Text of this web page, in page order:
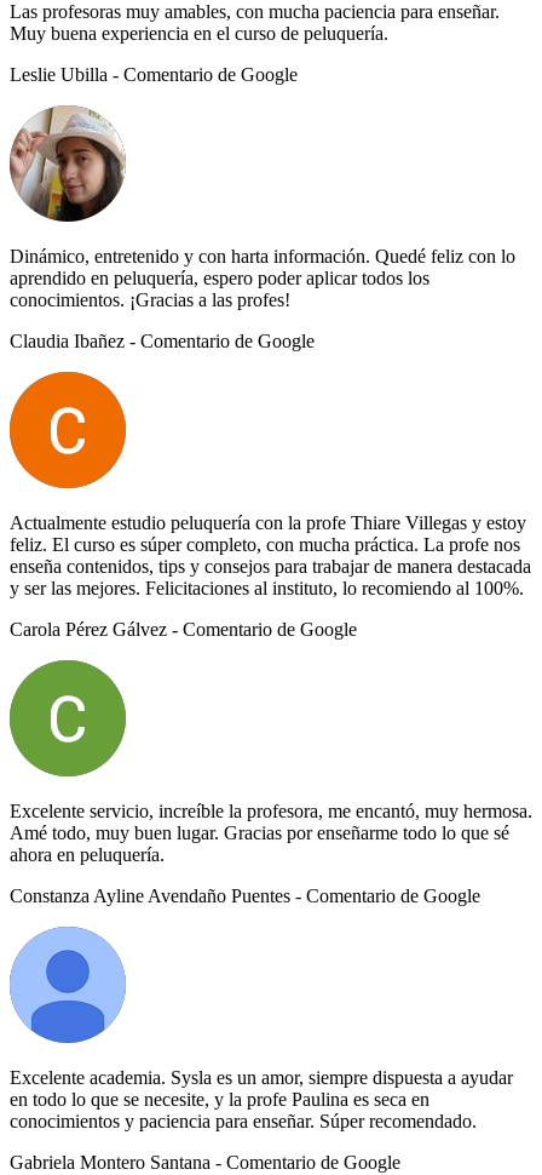
Las profesoras muy amables, con mucha paciencia para enseñar.
Muy buena experiencia en el curso de peluquería.
Leslie Ubilla - Comentario de Google
Dinámico, entretenido y con harta información. Quedé feliz con lo
aprendido en peluquería, espero poder aplicar todos los
conocimientos. ¡Gracias a las profes!
Claudia Ibañez - Comentario de Google
Actualmente estudio peluquería con la profe Thiare Villegas y estoy
feliz. El curso es súper completo, con mucha práctica. La profe nos
enseña contenidos, tips y consejos para trabajar de manera destacada
y ser las mejores. Felicitaciones al instituto, lo recomiendo al 100%.
Carola Pérez Gálvez - Comentario de Google
Excelente servicio, increíble la profesora, me encantó, muy hermosa.
Amé todo, muy buen lugar. Gracias por enseñarme todo lo que sé
ahora en peluquería.
Constanza Ayline Avendaño Puentes - Comentario de Google
Excelente academia. Sysla es un amor, siempre dispuesta a ayudar
en todo lo que se necesite, y la profe Paulina es seca en
conocimientos y paciencia para enseñar. Súper recomendado.
Gabriela Montero Santana - Comentario de Google